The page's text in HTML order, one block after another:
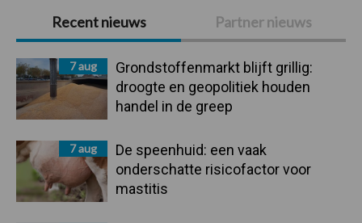
Primaire
Sidebar
Recent nieuws Partner nieuws
7 aug
Grondstoffenmarkt blijft grillig:
droogte en geopolitiek houden
handel in de greep
7 aug
De speenhuid: een vaak
onderschatte risicofactor voor
mastitis